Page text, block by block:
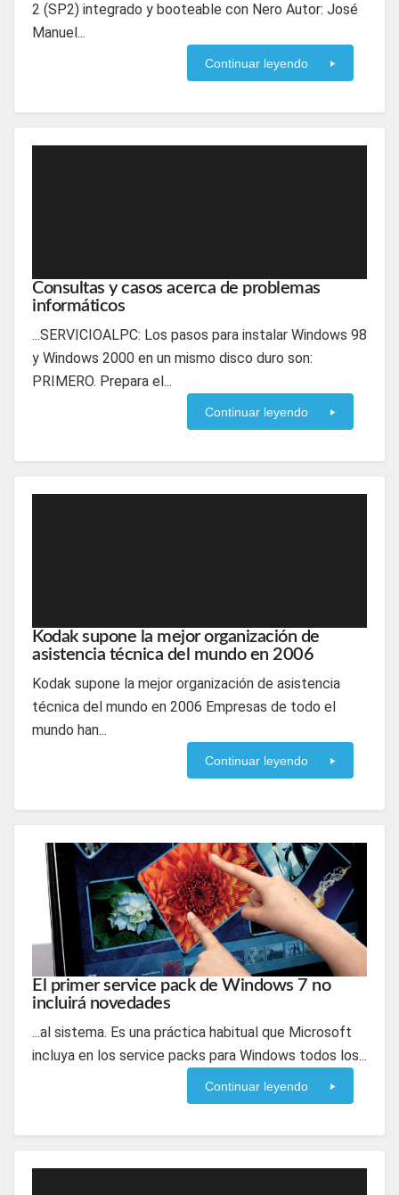
2 (SP2) integrado y booteable con Nero Autor: José
Manuel...
Continuar leyendo
Consultas y casos acerca de problemas
informáticos
...SERVICIOALPC: Los pasos para instalar Windows 98
y Windows 2000 en un mismo disco duro son:
PRIMERO. Prepara el...
Continuar leyendo
Kodak supone la mejor organización de
asistencia técnica del mundo en 2006
Kodak supone la mejor organización de asistencia
técnica del mundo en 2006 Empresas de todo el
mundo han...
Continuar leyendo
El primer service pack de Windows 7 no
incluirá novedades
...al sistema. Es una práctica habitual que Microsoft
incluya en los service packs para Windows todos los...
Continuar leyendo